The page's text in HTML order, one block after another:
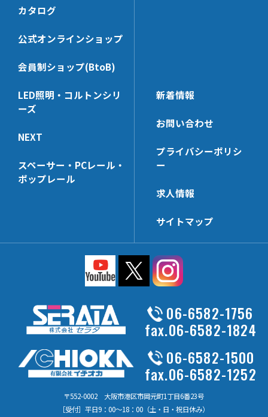
HL-BKS35x68
HL-HK5
HL-PCHK
HL-BKS30x140
HL-UHK
HL-SWHK
HL-PS
HL-HK4
HL-HCHK
HL-SSHK-FU
HL-PT20x45N
HP-BKS40x140
HP-CHK-N
HP-KBHK
HP-SWHK/L
HP-PP
HP-WHG25
HP-MBSK-N
HP-PT25x65N
HP-WHK
HP-SSHK-FU
カタログ
公式オンラインショップ
会員制ショップ(BtoB)
LED照明・コルトンシリ
ーズ
NEXT
スペーサー・PCレール・
ポップレール
新着情報
お問い合わせ
プライバシーポリシ
ー
求人情報
サイトマップ
06-6582-1756
fax.06-6582-1824
06-6582-1500
fax.06-6582-1252
〒552-0002 大阪市港区市岡元町1丁目6番23号
［受付］平日9：00～18：00（土・日・祝日休み）